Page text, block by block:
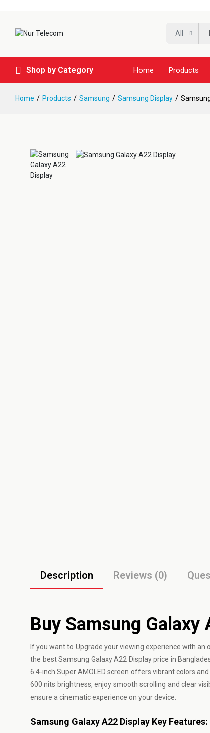
All
Shop by Category Home Products
Home Products Samsung Samsung Display
Description Reviews (0)
Buy Samsung Galaxy
If you want to Upgrade your viewing experience with an
the best Samsung Galaxy A22 Display price in
6.4-inch Super AMOLED screen offers vibrant colors
600 nits brightness, enjoy smooth scrolling and clear
ensure a cinematic experience on your device.
Samsung Galaxy A22 Display Key Features: